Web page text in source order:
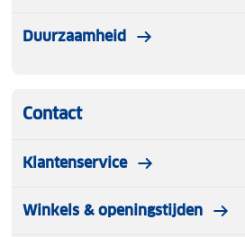
koude wandelingen.
Duurzaamheid
Contact
Klantenservice
Winkels & openingstijden